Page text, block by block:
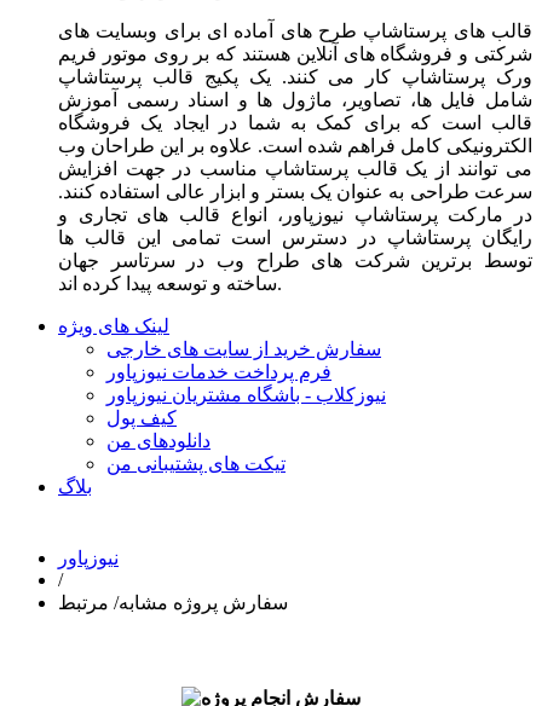
قالب های پرستاشاپ طرح های آماده ای برای وبسایت های
شرکتی و فروشگاه های آنلاین هستند که بر روی موتور فریم
ورک پرستاشاپ کار می کنند. یک پکیج قالب پرستاشاپ
شامل فایل ها، تصاویر، ماژول ها و اسناد رسمی آموزش
قالب است که برای کمک به شما در ایجاد یک فروشگاه
الکترونیکی کامل فراهم شده است. علاوه بر این طراحان وب
می توانند از یک قالب پرستاشاپ مناسب در جهت افزایش
سرعت طراحی به عنوان یک بستر و ابزار عالی استفاده کنند.
در مارکت پرستاشاپ نیوزپاور، انواع قالب های تجاری و
رایگان پرستاشاپ در دسترس است تمامی این قالب ها
توسط برترین شرکت های طراح وب در سرتاسر جهان
ساخته و توسعه پیدا کرده اند.
لینک های ویژه
سفارش خرید از سایت های خارجی
فرم پرداخت خدمات نیوزپاور
نیوزکلاب - باشگاه مشتریان نیوزپاور
کیف پول
دانلودهای من
تیکت های پشتیبانی من
بلاگ
نیوزپاور
/
سفارش پروژه مشابه/ مرتبط